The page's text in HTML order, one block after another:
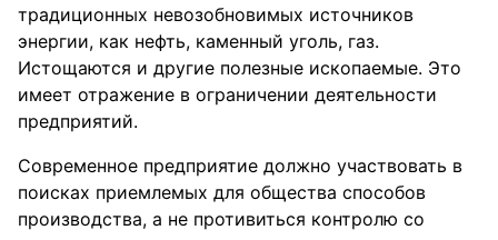
традиционных невозобновимых источников
энергии, как нефть, каменный уголь, газ.
Истощаются и другие полезные ископаемые. Это
имеет отражение в ограничении деятельности
предприятий.
Современное предприятие должно участвовать в
поисках приемлемых для общества способов
производства, а не противиться контролю со